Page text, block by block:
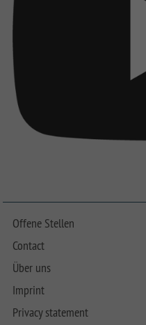
Offene Stellen
Contact
Über uns
Imprint
Privacy statement